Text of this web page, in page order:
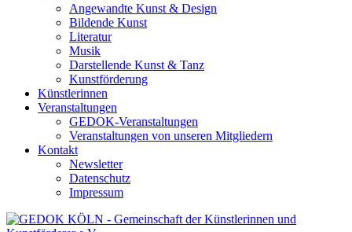
Angewandte Kunst & Design
Bildende Kunst
Literatur
Musik
Darstellende Kunst & Tanz
Kunstförderung
Künstlerinnen
Veranstaltungen
GEDOK-Veranstaltungen
Veranstaltungen von unseren Mitgliedern
Kontakt
Newsletter
Datenschutz
Impressum